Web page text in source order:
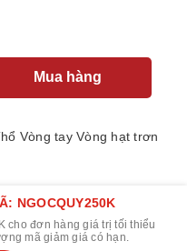
Mua hàng
Vòng tay Vòng hạt trơn
NGOCQUY250K
cho đơn hàng giá trị tối thiểu
mã giảm giá có hạn.